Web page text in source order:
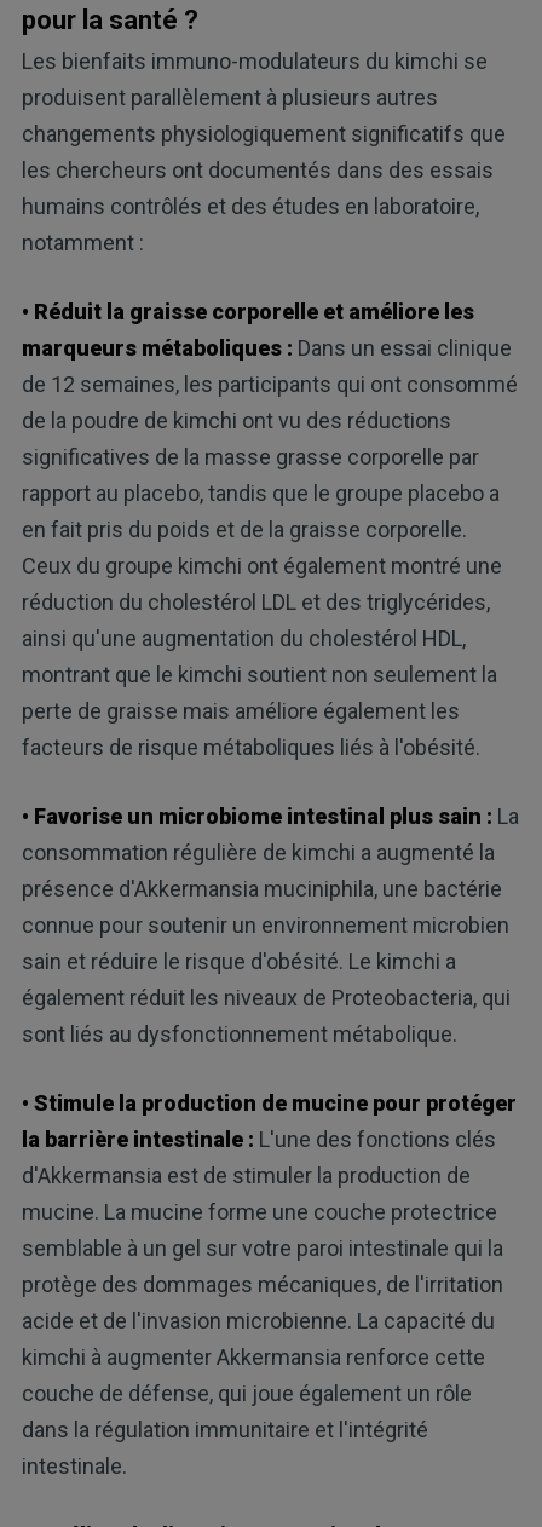
pour la santé ?
Les bienfaits immuno-modulateurs du kimchi se
produisent parallèlement à plusieurs autres
changements physiologiquement significatifs que
les chercheurs ont documentés dans des essais
humains contrôlés et des études en laboratoire,
notamment :
• Réduit la graisse corporelle et améliore les
marqueurs métaboliques : Dans un essai clinique
de 12 semaines, les participants qui ont consommé
de la poudre de kimchi ont vu des réductions
significatives de la masse grasse corporelle par
rapport au placebo, tandis que le groupe placebo a
en fait pris du poids et de la graisse corporelle.
Ceux du groupe kimchi ont également montré une
réduction du cholestérol LDL et des triglycérides,
ainsi qu'une augmentation du cholestérol HDL,
montrant que le kimchi soutient non seulement la
perte de graisse mais améliore également les
facteurs de risque métaboliques liés à l'obésité.
• Favorise un microbiome intestinal plus sain : La
consommation régulière de kimchi a augmenté la
présence d'Akkermansia muciniphila, une bactérie
connue pour soutenir un environnement microbien
sain et réduire le risque d'obésité. Le kimchi a
également réduit les niveaux de Proteobacteria, qui
sont liés au dysfonctionnement métabolique.
• Stimule la production de mucine pour protéger
la barrière intestinale : L'une des fonctions clés
d'Akkermansia est de stimuler la production de
mucine. La mucine forme une couche protectrice
semblable à un gel sur votre paroi intestinale qui la
protège des dommages mécaniques, de l'irritation
acide et de l'invasion microbienne. La capacité du
kimchi à augmenter Akkermansia renforce cette
couche de défense, qui joue également un rôle
dans la régulation immunitaire et l'intégrité
intestinale.